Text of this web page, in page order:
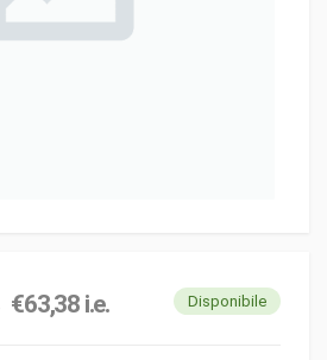
€63,38 i.e. Disponibile